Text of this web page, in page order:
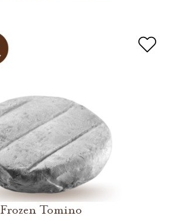
Frozen Tomino